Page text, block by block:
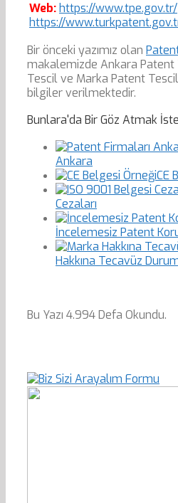
Web: https://www.tpe.gov.tr/
https://
Bir önceki yazımız olan
makalemizde Ankara Patent
Tescil ve Marka Patent
bilgiler verilmektedir.
Bunlara'da Bir Göz Atmak
Ankara
CE
Cezaları
İncelemesiz Patent
Hakkına Tecavüz
Bu Yazı 4.994 Defa Okundu.